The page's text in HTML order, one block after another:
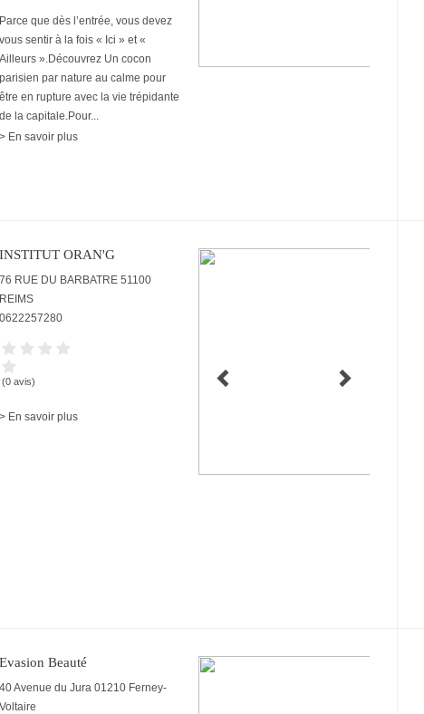
Parce que dès l’entrée, vous devez
vous sentir à la fois « Ici » et «
Ailleurs ».Découvrez Un cocon
parisien par nature au calme pour
être en rupture avec la vie trépidante
de la capitale.Pour...
> En savoir plus
INSTITUT ORAN'G
76 RUE DU BARBATRE 51100
REIMS
0622257280
(0 avis)
> En savoir plus
Evasion Beauté
40 Avenue du Jura 01210 Ferney-
Voltaire